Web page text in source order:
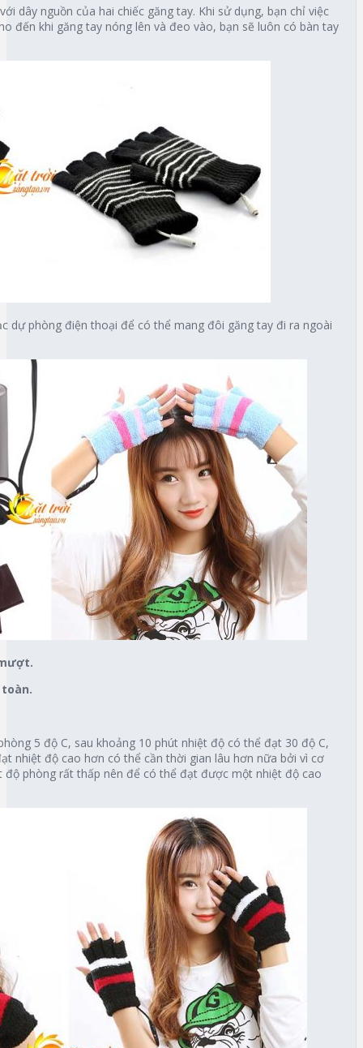
dây nguồn của hai chiếc găng tay. Khi sử dụng, bạn chỉ việc
đến khi găng tay nóng lên và đeo vào, bạn sẽ luôn có bàn tay
dự phòng điện thoại để có thể mang đôi găng tay đi ra ngoài
toàn.
5 độ C, sau khoảng 10 phút nhiệt độ có thể đạt 30 độ C,
nhiệt độ cao hơn có thể cần thời gian lâu hơn nữa bởi vì cơ
độ phòng rất thấp nên để có thể đạt được một nhiệt độ cao